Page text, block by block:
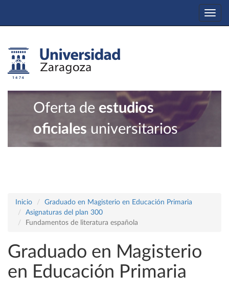
Oferta de estudios
oficiales universitarios
Inicio
Graduado en Magisterio en Educación Primaria
Asignaturas del plan 300
Fundamentos de literatura española
Graduado en Magisterio
en Educación Primaria